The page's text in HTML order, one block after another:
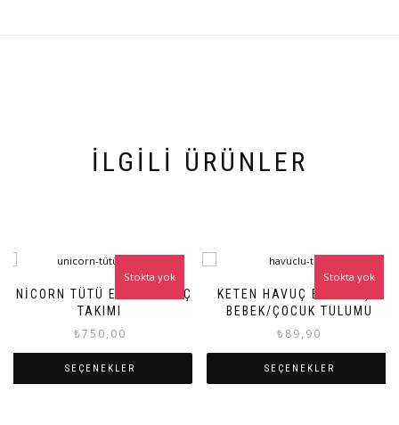
İLGILI ÜRÜNLER
UNICORN TÜTÜ ETEK VE TAÇ
TAKIMI
₺750,00
Stokta yok
SEÇENEKLER
KETEN HAVUÇ EL NAKIŞLI
BEBEK/ÇOCUK TULUMU
₺89,90
Stokta yok
SEÇENEKLER